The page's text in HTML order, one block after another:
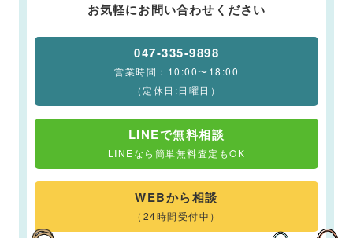
お気軽にお問い合わせください
047-335-9898
営業時間：10:00〜18:00
（定休日:日曜日）
LINEで無料相談
LINEなら簡単無料査定もOK
WEBから相談
（24時間受付中）